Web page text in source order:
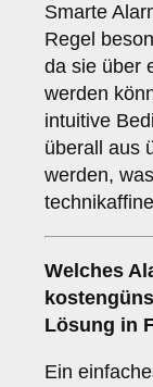
Smarte
Regel
da sie über
werden
intuitive
überall aus
werden,
Welches
Lösung in
Ein